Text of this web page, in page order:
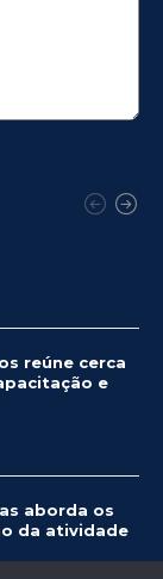
reúne cerca
e
aborda os
da atividade